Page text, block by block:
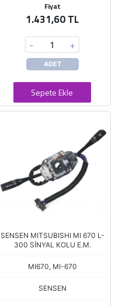
Fiyat
1.431,60 TL
- +
ADET
Sepete Ekle
SENSEN MITSUBISHI MI 670 L-
300 SİNYAL KOLU E.M.
MI670, MI-670
SENSEN